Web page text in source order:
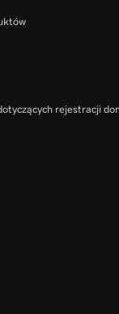
rejestracji